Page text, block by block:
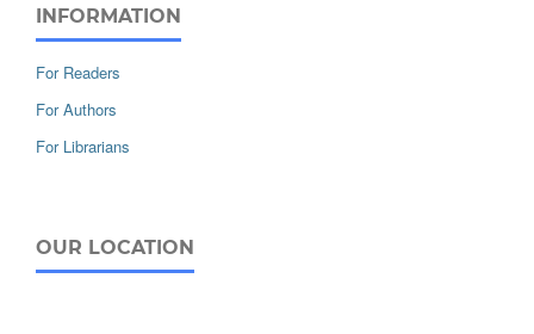
INFORMATION
For Readers
For Authors
For Librarians
OUR LOCATION